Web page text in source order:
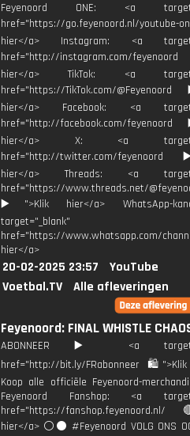
Feyenoord ONE: <a
href="https://go.feyenoord.nl/youtube-
hier</a> Instagram: <a
href="http://instagram.com/
hier</a> TikTok: <a
href="https://TikTok.com/
hier</a> Facebook: <a
href="http://facebook.com/
hier</a> X: <a
href="http://twitter.com/
hier</a> Threads: <a
href="https://www.threads.net/
▶️">Klik hier</a> WhatsApp-
target="_blank"
href="https://www.whatsapp.com/
hier</a>
20-02-2025 23:57
YouTube
Voetbal.TV
Alle afleveringen
Feyenoord: FINAL WHISTLE
ABONNEER ▶️ <a
href="http://bit.ly/FRabonneer
Koop alle officiële Feyenoord-
Feyenoord Fanshop: <a
href="https://
hier</a> ⚪️⚫ #Feyenoord VOLG ONS